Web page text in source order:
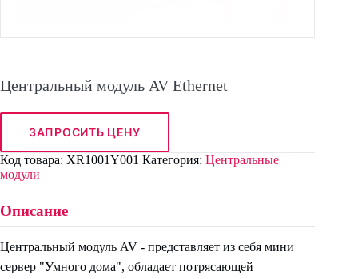
Центральный модуль AV Ethernet
ЗАПРОСИТЬ ЦЕНУ
Код товара: XR1001Y001 Категория: Центральные
модули
Описание
Центральный модуль AV - представляет из себя мини
сервер "Умного дома", обладает потрясающей